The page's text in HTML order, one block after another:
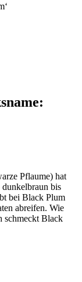
Pflaume) hat
bis
bei Black Plum
abreifen. Wie
schmeckt Black